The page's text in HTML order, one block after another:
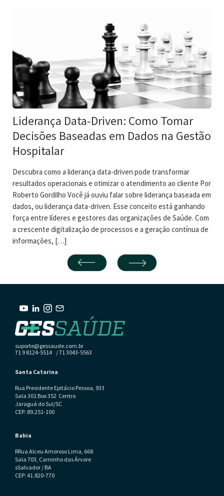
Liderança Data-Driven: Como Tomar
Decisões Baseadas em Dados na Gestão
Hospitalar
Descubra como a liderança data-driven pode transformar
resultados operacionais e otimizar o atendimento ao cliente Por
Roberto Gordilho Você já ouviu falar sobre liderança baseada em
dados, ou liderança data-driven. Esse conceito está ganhando
força entre líderes e gestores das organizações de Saúde. Com
a crescente digitalização de processos e a geração contínua de
informações, […]
suporte@gessaude.com.br
71 9 8124-5514 / 71 3043-5563
Santa Catarina
Rua Presidente Epitácio Pessoa, 933
Sala 301 Box 352 Centro
Jaraguá do Sul/SC
CEP: 89.251-100
Bahia
RRua Alceu Amoroso Lima, 668
Sala 703, Caminho das Árvore
sSalvador / BA
CEP: 41.820-770